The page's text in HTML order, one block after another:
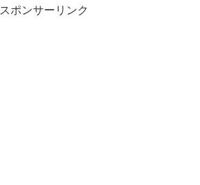
スポンサーリンク